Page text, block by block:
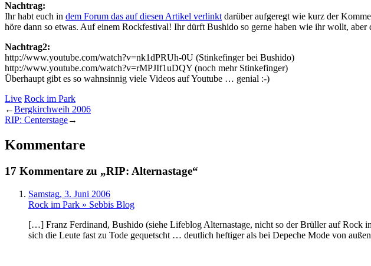
Nachtrag:
Ihr habt euch in dem Forum das auf diesen Artikel verlinkt darüber aufgeregt wie kurz der
höre dann so etwas. Auf einem Rockfestival! Ihr dürft Bushido so gerne haben wie ihr wollt,
Nachtrag2:
http://www.youtube.com/watch?v=nk1dPRUh-0U (Stinkefinger bei Bushido)
http://www.youtube.com/watch?v=rMPJIf1uDQY (noch mehr Stinkefinger)
Überhaupt gibt es so wahnsinnig viele Videos auf Youtube … genial :-)
Live Rock im Park
←Bergkirchweih 2006
RIP: Centerstage→
Kommentare
17 Kommentare zu „RIP: Alternastage“
Samstag, 3. Juni 2006
Rock im Park » Sebbis Blog
[…] Franz Ferdinand, Bushido (siehe Lifeblog Alternastage, nicht so der Brüller auf Rock
sich die Leute fast zu Tode gequetscht … deutlich heftiger als bei Depeche Mode von